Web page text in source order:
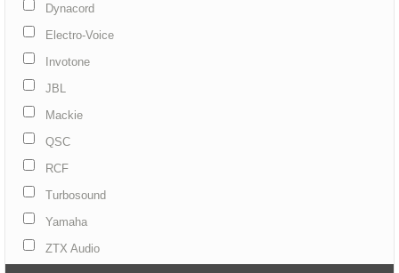
Dynacord
Electro-Voice
Invotone
JBL
Mackie
QSC
RCF
Turbosound
Yamaha
ZTX Audio